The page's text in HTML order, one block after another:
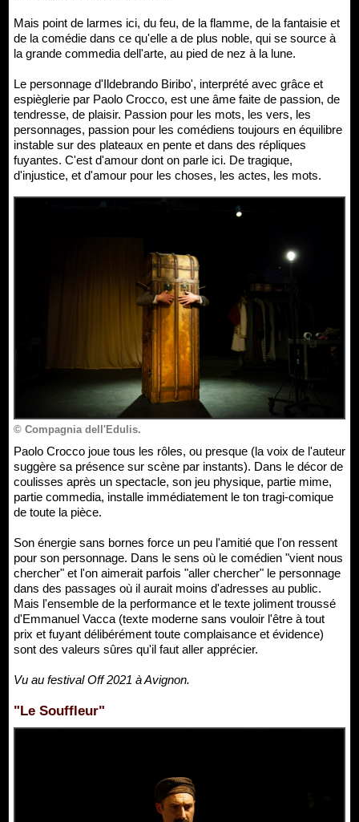
Mais point de larmes ici, du feu, de la flamme, de la fantaisie et
de la comédie dans ce qu'elle a de plus noble, qui se source à
la grande commedia dell'arte, au pied de nez à la lune.
Le personnage d'Ildebrando Biribo', interprété avec grâce et
espièglerie par Paolo Crocco, est une âme faite de passion, de
tendresse, de plaisir. Passion pour les mots, les vers, les
personnages, passion pour les comédiens toujours en équilibre
instable sur des plateaux en pente et dans des répliques
fuyantes. C'est d'amour dont on parle ici. De tragique,
d'injustice, et d'amour pour les choses, les actes, les mots.
© Compagnia dell'Edulis.
Paolo Crocco joue tous les rôles, ou presque (la voix de l'auteur
suggère sa présence sur scène par instants). Dans le décor de
coulisses après un spectacle, son jeu physique, partie mime,
partie commedia, installe immédiatement le ton tragi-comique
de toute la pièce.
Son énergie sans bornes force un peu l'amitié que l'on ressent
pour son personnage. Dans le sens où le comédien "vient nous
chercher" et l'on aimerait parfois "aller chercher" le personnage
dans des passages où il aurait moins d'adresses au public.
Mais l'ensemble de la performance et le texte joliment troussé
d'Emmanuel Vacca (texte moderne sans vouloir l'être à tout
prix et fuyant délibérément toute complaisance et évidence)
sont des valeurs sûres qu'il faut aller apprécier.
Vu au festival Off 2021 à Avignon.
"Le Souffleur"